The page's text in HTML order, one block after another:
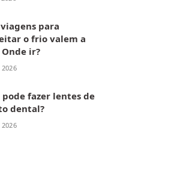
para
o frio valem a
Onde ir?
pode fazer lentes de
dental?